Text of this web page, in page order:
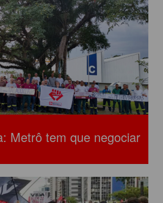
Metrô tem que negociar